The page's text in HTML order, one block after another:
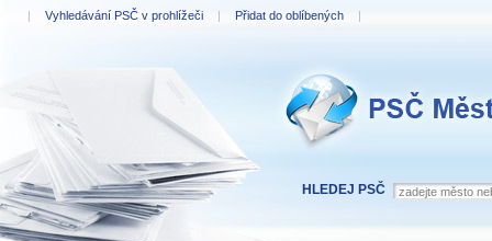
HLEDEJ PSČ
| Vyhledávání PSČ v prohlížeči | Přidat do oblíbených |